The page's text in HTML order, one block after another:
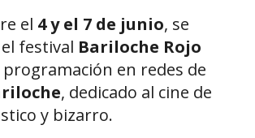
el 4 y el 7 de junio, se
festival Bariloche Rojo
programación en redes de
, dedicado al cine de
y bizarro.